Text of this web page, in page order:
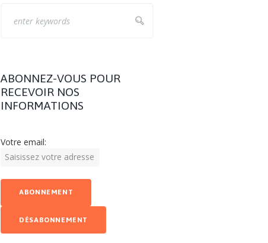
ABONNEZ-VOUS POUR
RECEVOIR NOS
INFORMATIONS
Votre email: